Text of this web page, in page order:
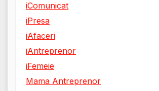
iComunicat
iPresa
iAfaceri
iAntreprenor
iFemeie
Mama Antreprenor